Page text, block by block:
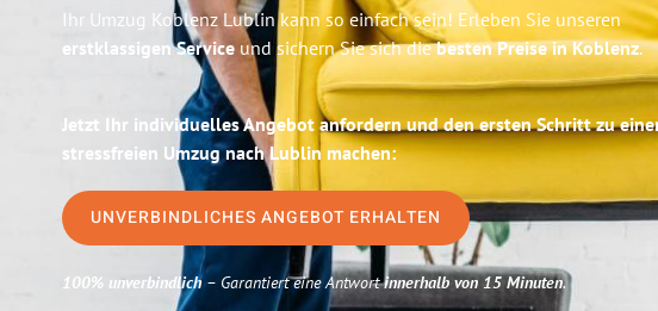
Ihr Umzug Koblenz Lublin kann so einfach sein! Erleben Sie unseren
erstklassigen Service und sichern Sie sich diebesten Preise in Koblenz.
Jetzt Ihr individuelles Angebot anfordern und den ersten Schritt zu
stressfreien Umzug nach Lublin machen:
UNVERBINDLICHES ANGEBOT ERHALTEN
100% unverbindlich– Garantiert eine Antwortinnerhalb von 15 Minuten.